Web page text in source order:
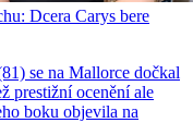
Dcera Carys bere
se na Mallorce dočkal
prestižní ocenění ale
boku objevila na